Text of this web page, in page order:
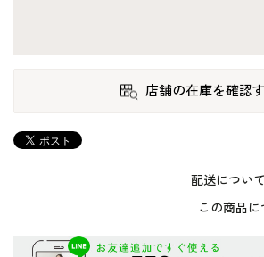
店舗の在庫を確認
配送について
この商品